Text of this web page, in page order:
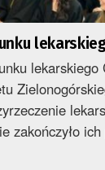
lekarskiego
zakończyło